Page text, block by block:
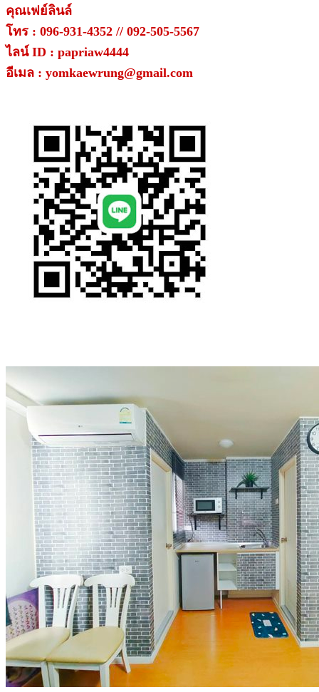
คุณเฟย์ลินล์
โทร : 096-931-4352 // 092-505-5567
ไลน์ ID : papriaw4444
อีเมล : yomkaewrung@gmail.com